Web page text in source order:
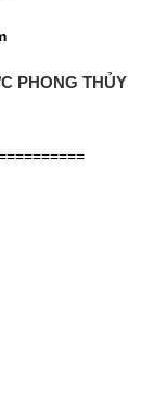
PHONG THỦY